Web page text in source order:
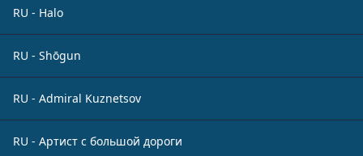
RU - Halo
RU - Shōgun
RU - Admiral Kuznetsov
RU - Артист с большой дороги